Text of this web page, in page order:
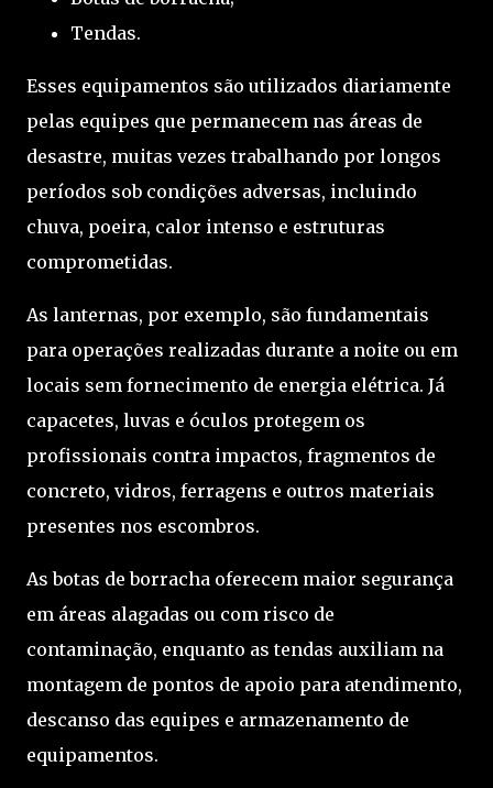
Tendas.
Esses equipamentos são utilizados diariamente
pelas equipes que permanecem nas áreas de
desastre, muitas vezes trabalhando por longos
períodos sob condições adversas, incluindo
chuva, poeira, calor intenso e estruturas
comprometidas.
As lanternas, por exemplo, são fundamentais
para operações realizadas durante a noite ou em
locais sem fornecimento de energia elétrica. Já
capacetes, luvas e óculos protegem os
profissionais contra impactos, fragmentos de
concreto, vidros, ferragens e outros materiais
presentes nos escombros.
As botas de borracha oferecem maior segurança
em áreas alagadas ou com risco de
contaminação, enquanto as tendas auxiliam na
montagem de pontos de apoio para atendimento,
descanso das equipes e armazenamento de
equipamentos.